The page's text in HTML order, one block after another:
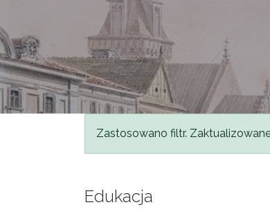
Komunikat
Zastosowano filtr.
Edukacja